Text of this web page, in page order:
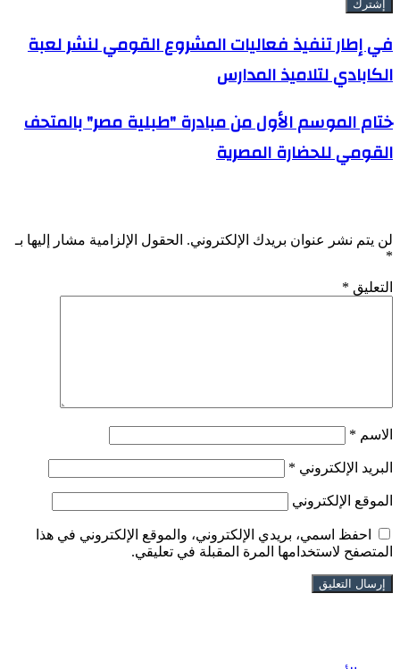
في إطار تنفيذ فعاليات المشروع القومي لنشر لعبة
الكابادي لتلاميذ المدارس
ختام الموسم الأول من مبادرة "طبلية مصر" بالمتحف
القومي للحضارة المصرية
لن يتم نشر عنوان بريدك الإلكتروني. الحقول الإلزامية مشار إليها بـ
*
التعليق *
الاسم *
البريد الإلكتروني *
الموقع الإلكتروني
احفظ اسمي، بريدي الإلكتروني، والموقع الإلكتروني في هذا
المتصفح لاستخدامها المرة المقبلة في تعليقي.